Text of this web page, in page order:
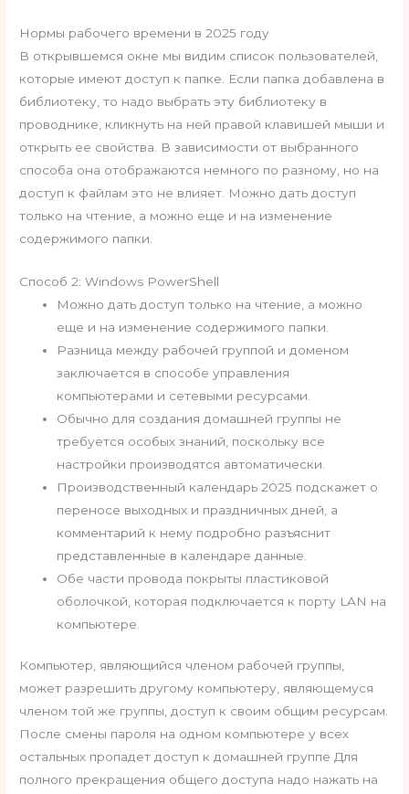
Нормы рабочего времени в 2025 году
В открывшемся окне мы видим список пользователей,
которые имеют доступ к папке. Если папка добавлена в
библиотеку, то надо выбрать эту библиотеку в
проводнике, кликнуть на ней правой клавишей мыши и
открыть ее свойства. В зависимости от выбранного
способа она отображаются немного по разному, но на
доступ к файлам это не влияет. Можно дать доступ
только на чтение, а можно еще и на изменение
содержимого папки.
Способ 2: Windows PowerShell
Можно дать доступ только на чтение, а можно
еще и на изменение содержимого папки.
Разница между рабочей группой и доменом
заключается в способе управления
компьютерами и сетевыми ресурсами.
Обычно для создания домашней группы не
требуется особых знаний, поскольку все
настройки производятся автоматически.
Производственный календарь 2025 подскажет о
переносе выходных и праздничных дней, а
комментарий к нему подробно разъяснит
представленные в календаре данные.
Обе части провода покрыты пластиковой
оболочкой, которая подключается к порту LAN на
компьютере.
Компьютер, являющийся членом рабочей группы,
может разрешить другому компьютеру, являющемуся
членом той же группы, доступ к своим общим ресурсам.
После смены пароля на одном компьютере у всех
остальных пропадет доступ к домашней группе Для
полного прекращения общего доступа надо нажать на